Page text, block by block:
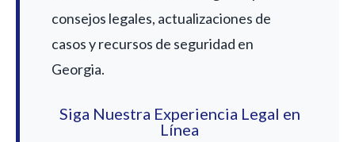
consejos legales, actualizaciones de
casos y recursos de seguridad en
Georgia.
Siga Nuestra Experiencia Legal en
Línea